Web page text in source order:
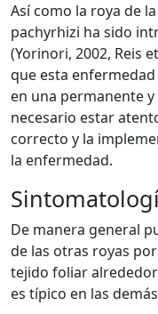
Así como la roya de
pachyrhizi ha sido
(Yorinori, 2002, Reis
que esta
en una permanente
necesario estar
correcto y la
la enfermedad.
De manera general
de las otras royas
tejido foliar
es típico en las